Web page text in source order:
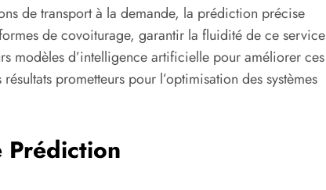
de transport à la demande, la prédiction précise
de covoiturage, garantir la fluidité de ce service
modèles d’intelligence artificielle pour améliorer ces
prometteurs pour l’optimisation des systèmes
Prédiction